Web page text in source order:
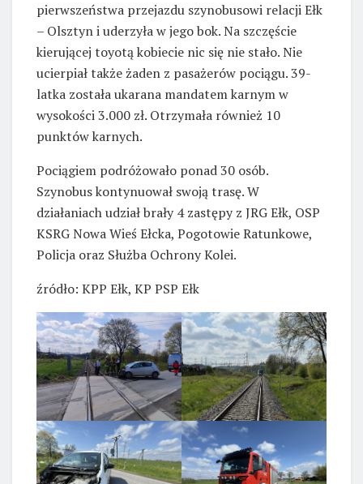
pierwszeństwa przejazdu szynobusowi relacji Ełk
– Olsztyn i uderzyła w jego bok. Na szczęście
kierującej toyotą kobiecie nic się nie stało. Nie
ucierpiał także żaden z pasażerów pociągu. 39-
latka została ukarana mandatem karnym w
wysokości 3.000 zł. Otrzymała również 10
punktów karnych.
Pociągiem podróżowało ponad 30 osób.
Szynobus kontynuował swoją trasę. W
działaniach udział brały 4 zastępy z JRG Ełk, OSP
KSRG Nowa Wieś Ełcka, Pogotowie Ratunkowe,
Policja oraz Służba Ochrony Kolei.
źródło: KPP Ełk, KP PSP Ełk